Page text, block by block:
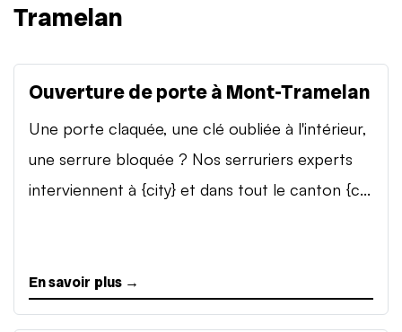
Tramelan
Ouverture de porte à Mont-Tramelan
Une porte claquée, une clé oubliée à l'intérieur,
une serrure bloquée ? Nos serruriers experts
interviennent à {city} et dans tout le canton {c...
En savoir plus →